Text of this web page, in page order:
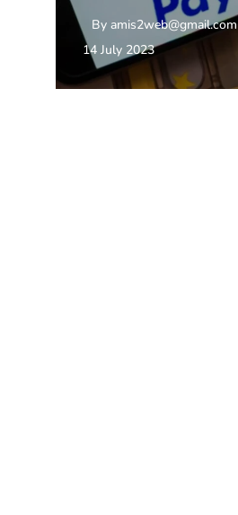
By amis2web@gmail.com
14 July 2023